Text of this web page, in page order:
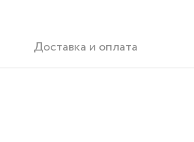
Доставка и оплата